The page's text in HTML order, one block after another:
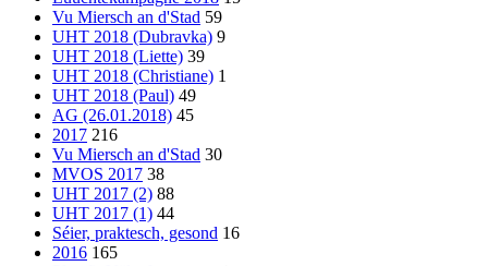
Vu Miersch an d'Stad 59
UHT 2018 (Dubravka) 9
UHT 2018 (Liette) 39
UHT 2018 (Christiane) 1
UHT 2018 (Paul) 49
AG (26.01.2018) 45
2017 216
Vu Miersch an d'Stad 30
MVOS 2017 38
UHT 2017 (2) 88
UHT 2017 (1) 44
Séier, praktesch, gesond 16
2016 165